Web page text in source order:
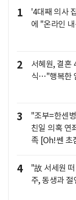
1
'4대째 의사
에 "온라인
2
서혜원, 결혼
식…"행복한
3
"조부=한센
친일 의혹 연
족 [Oh!쎈 초
4
"故 서세원
주, 동생과 절